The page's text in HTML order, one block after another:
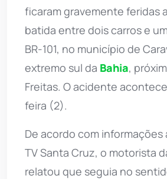
ficaram gravemente feridas
batida entre dois carros e
BR-101, no município de
extremo sul da Bahia,
Freitas. O acidente
feira (2).
De acordo com informações
TV Santa Cruz, o motorista
relatou que seguia no